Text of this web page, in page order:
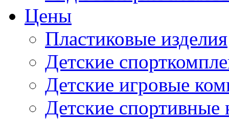
Цены
Пластиковые изделия
Детские
Детские игровые
Детские спортивные